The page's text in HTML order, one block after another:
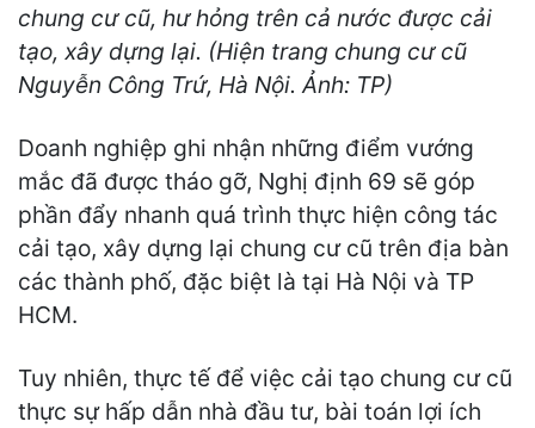
chung cư cũ, hư hỏng trên cả nước được cải
tạo, xây dựng lại. (Hiện trang chung cư cũ
Nguyễn Công Trứ, Hà Nội. Ảnh: TP)
Doanh nghiệp ghi nhận những điểm vướng
mắc đã được tháo gỡ, Nghị định 69 sẽ góp
phần đẩy nhanh quá trình thực hiện công tác
cải tạo, xây dựng lại chung cư cũ trên địa bàn
các thành phố, đặc biệt là tại Hà Nội và TP
HCM.
Tuy nhiên, thực tế để việc cải tạo chung cư cũ
thực sự hấp dẫn nhà đầu tư, bài toán lợi ích